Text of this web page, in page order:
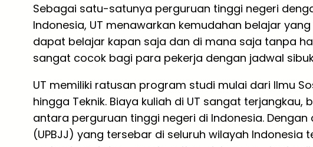
Sebagai satu-satunya perguruan tinggi negeri
Indonesia, UT menawarkan kemudahan belajar
dapat belajar kapan saja dan di mana saja tanpa
sangat cocok bagi para pekerja dengan jadwal
UT memiliki ratusan program studi mulai dari Ilmu
hingga Teknik. Biaya kuliah di UT sangat
antara perguruan tinggi negeri di Indonesia.
(UPBJJ) yang tersebar di seluruh wilayah Indonesia